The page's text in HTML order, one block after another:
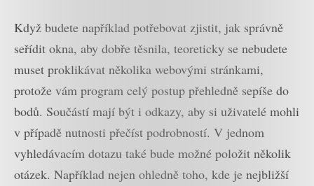
Když budete například potřebovat zjistit, jak správně
seřídit okna, aby dobře těsnila, teoreticky se nebudete
muset proklikávat několika webovými stránkami,
protože vám program celý postup přehledně sepíše do
bodů. Součástí mají být i odkazy, aby si uživatelé mohli
v případě nutnosti přečíst podrobností. V jednom
vyhledávacím dotazu také bude možné položit několik
otázek. Například nejen ohledně toho, kde je nejbližší